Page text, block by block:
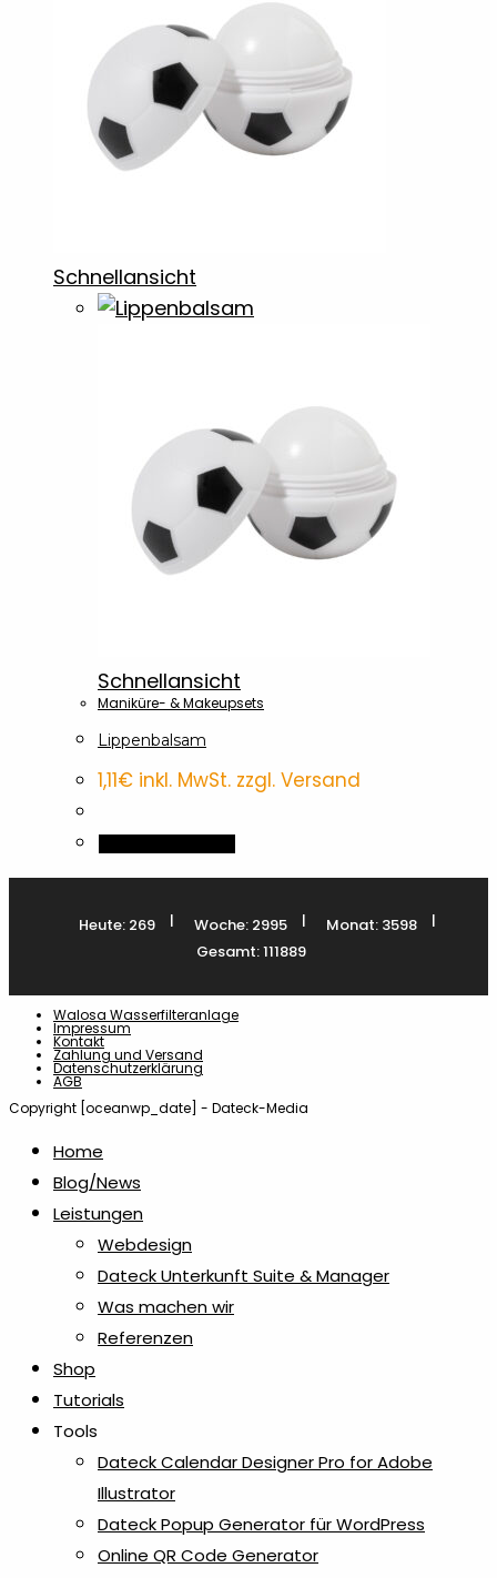
Schnellansicht
Schnellansicht
Maniküre- & Makeupsets
Lippenbalsam
1,11€ inkl. MwSt. zzgl. Versand
Heute: 269 | Woche: 2995 | Monat: 3598
|
Gesamt: 111889
Walosa Wasserfilteranlage
Impressum
Kontakt
Zahlung und Versand
Datenschutzerklärung
AGB
Copyright [oceanwp_date] - Dateck-Media
Home
Blog/News
Leistungen
Webdesign
Dateck Unterkunft Suite & Manager
Was machen wir
Referenzen
Shop
Tutorials
Tools
Dateck Calendar Designer Pro for Adobe
Illustrator
Dateck Popup Generator für WordPress
Online QR Code Generator